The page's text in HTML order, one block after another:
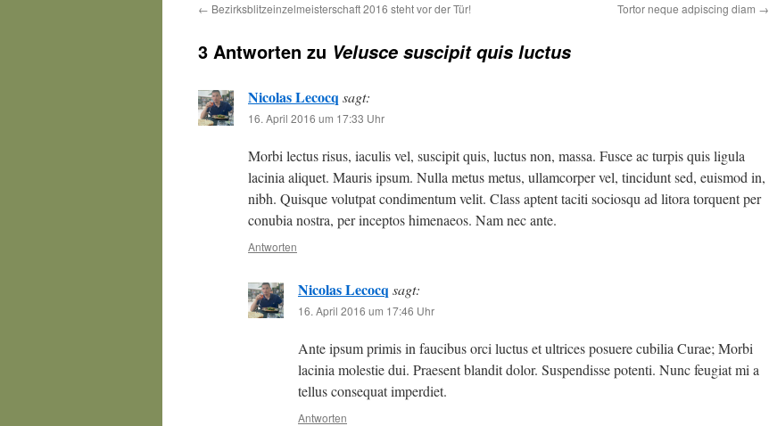
← Bezirksblitzeinzelmeisterschaft 2016 steht vor der Tür! Tortor neque adpiscing diam →
3 Antworten zu Velusce suscipit quis luctus
Nicolas Lecocq sagt:
16. April 2016 um 17:33 Uhr
Morbi lectus risus, iaculis vel, suscipit quis, luctus non, massa. Fusce ac turpis quis ligula
lacinia aliquet. Mauris ipsum. Nulla metus metus, ullamcorper vel, tincidunt sed, euismod in,
nibh. Quisque volutpat condimentum velit. Class aptent taciti sociosqu ad litora torquent per
conubia nostra, per inceptos himenaeos. Nam nec ante.
Antworten
Nicolas Lecocq sagt:
16. April 2016 um 17:46 Uhr
Ante ipsum primis in faucibus orci luctus et ultrices posuere cubilia Curae; Morbi
lacinia molestie dui. Praesent blandit dolor. Suspendisse potenti. Nunc feugiat mi a
tellus consequat imperdiet.
Antworten